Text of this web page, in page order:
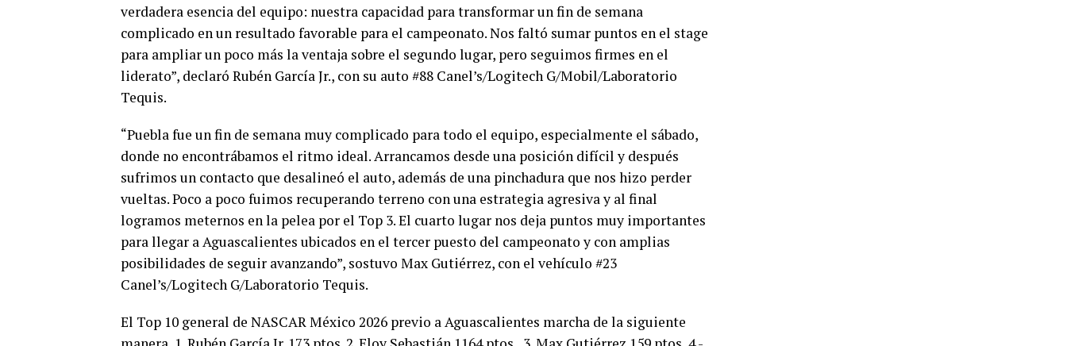
verdadera esencia del equipo: nuestra capacidad para transformar un fin de semana
complicado en un resultado favorable para el campeonato. Nos faltó sumar puntos en el stage
para ampliar un poco más la ventaja sobre el segundo lugar, pero seguimos firmes en el
liderato”, declaró Rubén García Jr., con su auto #88 Canel’s/Logitech G/Mobil/Laboratorio
Tequis.
“Puebla fue un fin de semana muy complicado para todo el equipo, especialmente el sábado,
donde no encontrábamos el ritmo ideal. Arrancamos desde una posición difícil y después
sufrimos un contacto que desalineó el auto, además de una pinchadura que nos hizo perder
vueltas. Poco a poco fuimos recuperando terreno con una estrategia agresiva y al final
logramos meternos en la pelea por el Top 3. El cuarto lugar nos deja puntos muy importantes
para llegar a Aguascalientes ubicados en el tercer puesto del campeonato y con amplias
posibilidades de seguir avanzando”, sostuvo Max Gutiérrez, con el vehículo #23
Canel’s/Logitech G/Laboratorio Tequis.
El Top 10 general de NASCAR México 2026 previo a Aguascalientes marcha de la siguiente